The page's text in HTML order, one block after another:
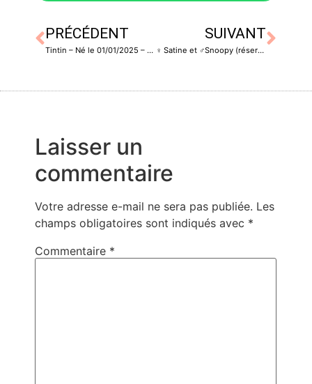
PRÉCÉDENT
Tintin – Né le 01/01/2025 – Castré
SUIVANT
♀️ Satine et ♂️Snoopy (réservé) – 2 mois – Non castré/stérilisée
Laisser un
commentaire
Votre adresse e-mail ne sera pas publiée. Les
champs obligatoires sont indiqués avec *
Commentaire *